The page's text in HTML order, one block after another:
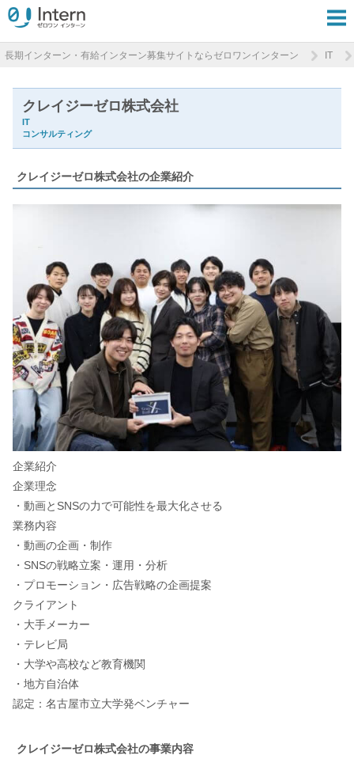
長期インターン・有給インターン募集サイトならゼロワンインターン IT
クレイジーゼロ株式会社
IT
コンサルティング
クレイジーゼロ株式会社の企業紹介
企業紹介
企業理念
・動画とSNSの力で可能性を最大化させる
業務内容
・動画の企画・制作
・SNSの戦略立案・運用・分析
・プロモーション・広告戦略の企画提案
クライアント
・大手メーカー
・テレビ局
・大学や高校など教育機関
・地方自治体
認定：名古屋市立大学発ベンチャー
クレイジーゼロ株式会社の事業内容